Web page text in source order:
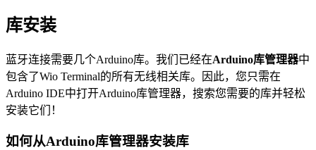
库安装
蓝牙连接需要几个Arduino库。我们已经在Arduino库管理器中
包含了Wio Terminal的所有无线相关库。因此，您只需在
Arduino IDE中打开Arduino库管理器，搜索您需要的库并轻松
安装它们！
如何从Arduino库管理器安装库